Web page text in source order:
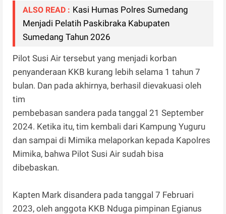
ALSO READ : Kasi Humas Polres Sumedang
Menjadi Pelatih Paskibraka Kabupaten
Sumedang Tahun 2026
Pilot Susi Air tersebut yang menjadi korban
penyanderaan KKB kurang lebih selama 1 tahun 7
bulan. Dan pada akhirnya, berhasil dievakuasi oleh
tim
pembebasan sandera pada tanggal 21 September
2024. Ketika itu, tim kembali dari Kampung Yuguru
dan sampai di Mimika melaporkan kepada Kapolres
Mimika, bahwa Pilot Susi Air sudah bisa
dibebaskan.
Kapten Mark disandera pada tanggal 7 Februari
2023, oleh anggota KKB Nduga pimpinan Egianus